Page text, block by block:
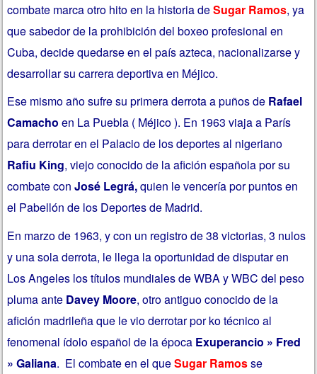
combate marca otro hito en la historia deSugar Ramos, ya
que sabedor de la prohibición del boxeo profesional en
Cuba, decide quedarse en el país azteca, nacionalizarse y
desarrollar su carrera deportiva en Méjico.
Ese mismo año sufre su primera derrota a puños de Rafael
Camacho en La Puebla ( Méjico ). En 1963 viaja a París
para derrotar en el Palacio de los deportes al nigeriano
Rafiu King, viejo conocido de la afición española por su
combate conJosé Legrá,quien le vencería por puntos en
el Pabellón de los Deportes de Madrid.
En marzo de 1963, y con un registro de 38 victorias, 3 nulos
y una sola derrota, le llega la oportunidad de disputar en
Los Angeles los títulos mundiales de WBA y WBC del peso
pluma ante Davey Moore, otro antiguo conocido de la
afición madrileña que le vio derrotar por ko técnico al
fenomenal ídolo español de la época Exuperancio » Fred
» Galiana. El combate en el queSugar Ramosse